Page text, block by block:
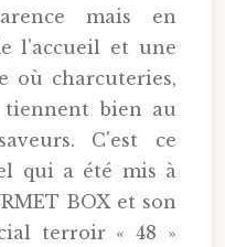
mais en
l'accueil et une
où charcuteries,
bien au
C'est ce
qui a été mis à
BOX et son
terroir « 48 »